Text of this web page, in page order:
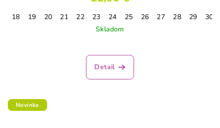
18 19 20 21 22 23 24 25 26 27 28 29
30
Skladom
Detail
Novinka